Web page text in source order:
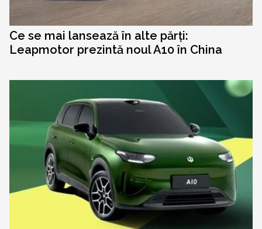
Ce se mai lansează în alte părți:
Leapmotor prezintă noul A10 în China